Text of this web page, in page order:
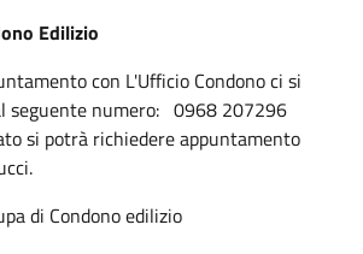
Edilizio
con L'Ufficio Condono ci si
seguente numero: 0968 207296
si potrà richiedere appuntamento
di Condono edilizio